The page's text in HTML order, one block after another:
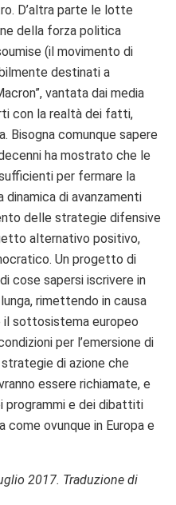
D’altra parte le lotte
della forza politica
(il movimento di
destinati a
vantata dai media
con la realtà dei fatti,
Bisogna comunque sapere
ha mostrato che le
per fermare la
dinamica di avanzamenti
delle strategie difensive
alternativo positivo,
Un progetto di
cose sapersi iscrivere in
rimettendo in causa
il sottosistema europeo
per l’emersione di
di azione che
essere richiamate, e
programmi e dei dibattiti
come ovunque in Europa e
2017. Traduzione di